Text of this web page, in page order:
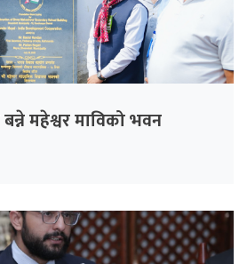
महेश्वर माविको भवन